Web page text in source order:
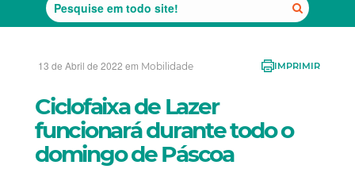
13 de Abril de 2022 em Mobilidade IMPRIMIR
Ciclofaixa de Lazer
funcionará durante todo o
domingo de Páscoa